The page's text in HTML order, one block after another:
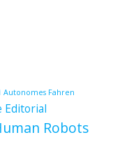
Autonomes Fahren
Editorial
Robots